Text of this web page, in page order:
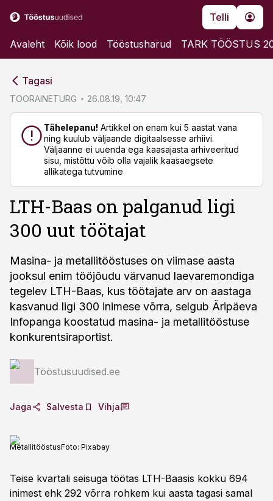
Telli
Avaleht Kõik lood Tööstusharud TARK TÖÖSTUS
Tagasi
TOORAINETURG 26.08.19, 10:47
Tähelepanu! Artikkel on enam kui 5 aastat vana
ning kuulub väljaande digitaalsesse arhiivi.
Väljaanne ei uuenda ega kaasajasta arhiveeritud
sisu, mistõttu võib olla vajalik kaasaegsete
allikatega tutvumine
LTH-Baas on palganud ligi
300 uut töötajat
Masina- ja metallitööstuses on viimase aasta
jooksul enim tööjõudu värvanud laevaremondiga
tegelev LTH-Baas, kus töötajate arv on aastaga
kasvanud ligi 300 inimese võrra, selgub Äripäeva
Infopanga koostatud masina- ja metallitööstuse
konkurentsiraportist.
Tööstusuudised.ee
Jaga Salvesta Vihja
MetallitööstusFoto: Pixabay
Teise kvartali seisuga töötas LTH-Baasis kokku 694
inimest ehk 292 võrra rohkem kui aasta tagasi samal